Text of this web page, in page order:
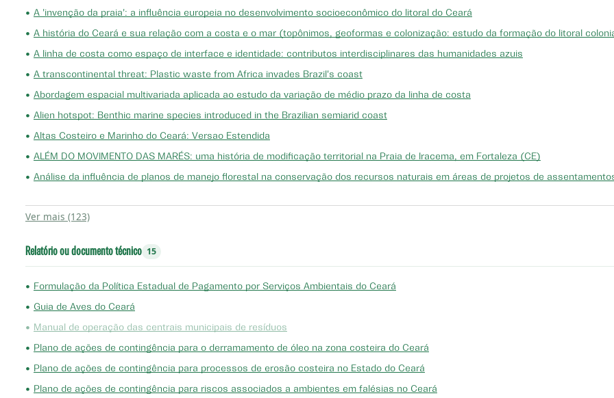
• A 'invenção da praia': a influência europeia no desenvolvimento socioeconômico do litoral do Ceará
• A história do Ceará e sua relação com a costa e o mar (topônimos, geoformas e colonização: estudo da formação do litoral
• A linha de costa como espaço de interface e identidade: contributos interdisciplinares das humanidades azuis
• A transcontinental threat: Plastic waste from Africa invades Brazil's coast
• Abordagem espacial multivariada aplicada ao estudo da variação de médio prazo da linha de costa
• Alien hotspot: Benthic marine species introduced in the Brazilian semiarid coast
• Altas Costeiro e Marinho do Ceará: Versao Estendida
• ALÉM DO MOVIMENTO DAS MARÉS: uma história de modificação territorial na Praia de Iracema, em Fortaleza (CE)
• Análise da influência de planos de manejo florestal na conservação dos recursos naturais em áreas de projetos de
Ver mais (123)
Relatório ou documento técnico 15
• Formulação da Política Estadual de Pagamento por Serviços Ambientais do Ceará
• Guia de Aves do Ceará
• Manual de operação das centrais municipais de resíduos
• Plano de ações de contingência para o derramamento de óleo na zona costeira do Ceará
• Plano de ações de contingência para processos de erosão costeira no Estado do Ceará
• Plano de ações de contingência para riscos associados a ambientes em falésias no Ceará